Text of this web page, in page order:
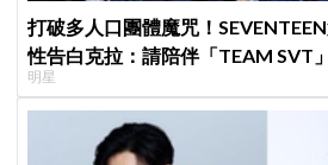
打破多人口團體魔咒！
性告白克拉：請陪伴「TEAM SVT
明星